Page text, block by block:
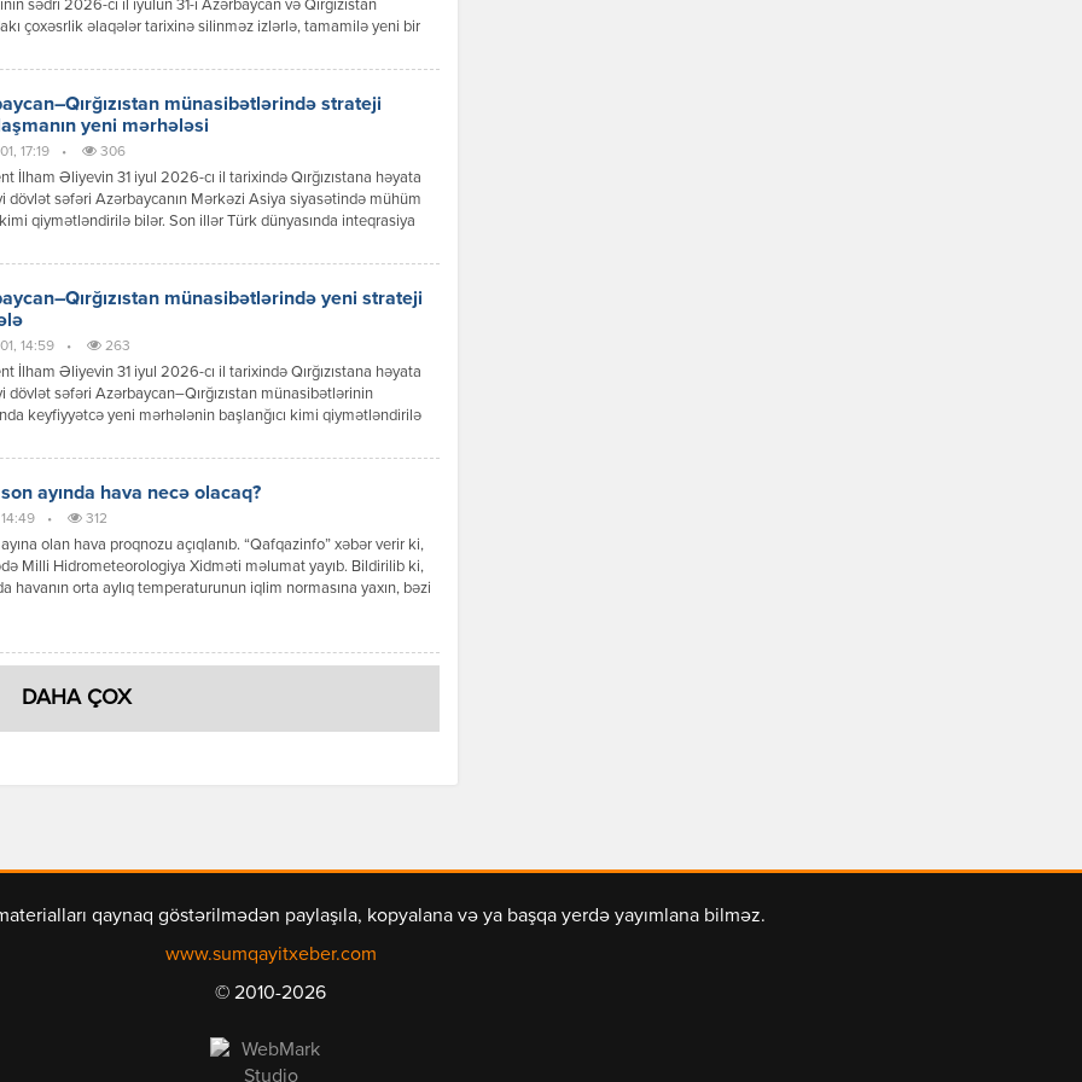
sədri 2026-cı il iyulun 31-i Azərbaycan və Qırğızıstan
çoxəsrlik əlaqələr tarixinə silinməz izlərlə, tamamilə yeni bir
Respublikasının Prezidenti İlham Əliyevin Qırğız
icrası deyildi; bu, ortaq köklərə, […]münasibətlərində strateji
yeni mərhələsi
17:19 • 306
İlham Əliyevin 31 iyul 2026-cı il tarixində Qırğızıstana həyata
dövlət səfəri Azərbaycanın Mərkəzi Asiya siyasətində mühüm
qiymətləndirilə bilər. Son illər Türk dünyasında inteqrasiya
də yeni məzmun qazanır. Dövlət başçılarının görüşü zamanı
[…]
münasibətlərində yeni strateji
14:59 • 263
İlham Əliyevin 31 iyul 2026-cı il tarixində Qırğızıstana həyata
dövlət səfəri Azərbaycan–Qırğızıstan münasibətlərinin
keyfiyyətcə yeni mərhələnin başlanğıcı kimi qiymətləndirilə
qəbul edilən qərarlar və verilən siyasi mesajlar göstərir ki,
səviyyəsinə yüksəltmək əzmindədir. Prezident İlham Əliyevin
münasibətləri […]
son ayında hava necə olacaq?
• 312
olan hava proqnozu açıqlanıb. “Qafqazinfo” xəbər verir ki,
Milli Hidrometeorologiya Xidməti məlumat yayıb. Bildirilib ki,
havanın orta aylıq temperaturunun iqlim normasına yaxın, bəzi
ölkə ərazisində əksər rayonlarda əsasən yağmursuz hava […]
DAHA ÇOX
qaynaq göstərilmədən paylaşıla, kopyalana və ya başqa yerdə yayımlana bilməz.
www.sumqayitxeber.com
© 2010-2026